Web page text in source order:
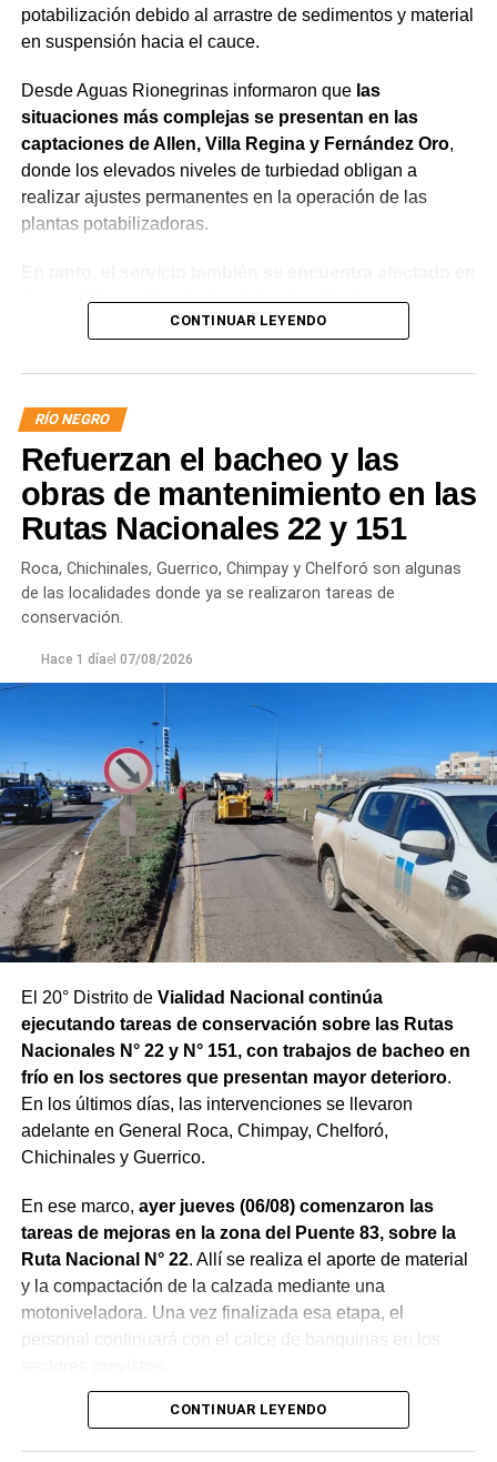
potabilización debido al arrastre de sedimentos y material
en suspensión hacia el cauce.
Desde Aguas Rionegrinas informaron que las
situaciones más complejas se presentan en las
captaciones de Allen, Villa Regina y Fernández Oro,
donde los elevados niveles de turbiedad obligan a
realizar ajustes permanentes en la operación de las
plantas potabilizadoras.
General Roca, Cipolletti y Balsa Las Perlas,
localidades donde podrían registrarse bajas de
trabaja para sostener la producción de agua potable.
Por otra parte, en Gral. E. Godoy se registran valores de
turbiedad cercanos a 80 NTU, mientras que en
Chichinales rondan los 10 NTU. En ambos casos, las
plantas continúan funcionando con monitoreo
permanente.
Los equipos técnicos de Aguas Rionegrinas mantienen
un seguimiento constante de la evolución de la turbiedad
con las condiciones que presenta el río.
CONTINUAR LEYENDO
RÍO NEGRO
Refuerzan el bacheo y las
obras de mantenimiento en las
Rutas Nacionales 22 y 151
Roca, Chichinales, Guerrico, Chimpay y Chelforó son algunas
de las localidades donde ya se realizaron tareas de
conservación.
Hace 1 díael 07/08/2026
El 20° Distrito de Vialidad Nacional continúa
ejecutando tareas de conservación sobre las Rutas
Nacionales N° 22 y N° 151, con trabajos de bacheo en
frío en los sectores que presentan mayor deterioro.
En los últimos días, las intervenciones se llevaron
adelante en General Roca, Chimpay, Chelforó,
Chichinales y Guerrico.
En ese marco, ayer jueves (06/08) comenzaron las
tareas de mejoras en la zona del Puente 83, sobre la
Ruta Nacional N° 22. Allí se realiza el aporte de material
y la compactación de la calzada mediante una
motoniveladora. Una vez finalizada esa etapa, el
personal continuará con el calce de banquinas en los
CONTINUAR LEYENDO